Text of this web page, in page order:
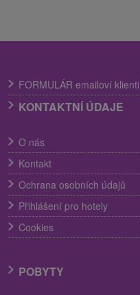
FORMULÁR emailoví klienti
KONTAKTNÍ ÚDAJE
O nás
Kontakt
Ochrana osobních údajů
Přihlášení pro hotely
Cookies
POBYTY